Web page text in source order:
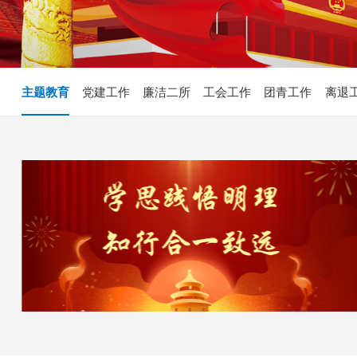
主题教育 党建工作 廉洁二所 工会工作 团青工作 离退